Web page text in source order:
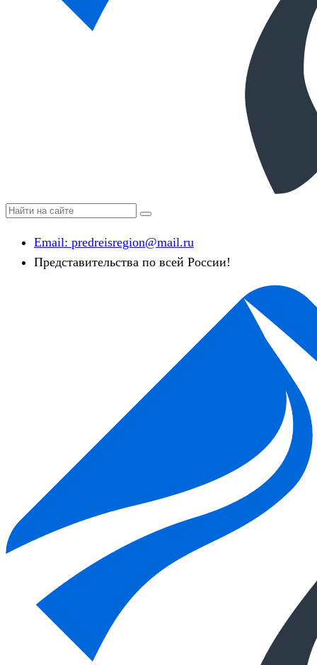
Email: predreisregion@mail.ru
Представительства по всей России!